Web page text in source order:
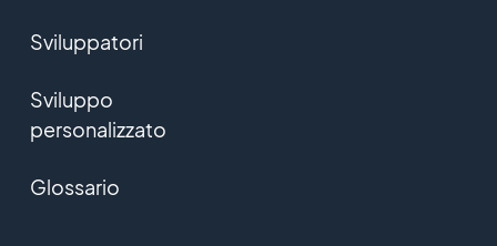
Sviluppatori
Sviluppo
personalizzato
Glossario